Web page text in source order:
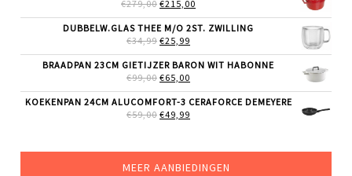
€279,00
WAS:
€279,00.
€215,00
IS:
DUBBELW.GLAS THEE M/O 2ST. ZWILLING
€34,99 OORSPRONKELIJKE
WAS:
€34,99.
€25,99
IS:
BRAADPAN 23CM GIETIJZER BARON WIT HABONNE
€99,00 OORSPRONKELIJKE
WAS:
€99,00.
€65,00
IS:
KOEKENPAN 24CM ALUCOMFORT-3 CERAFORCE DEMEYERE
€59,00 OORSPRONKELIJKE
€49,99
MEER AANBIEDINGEN